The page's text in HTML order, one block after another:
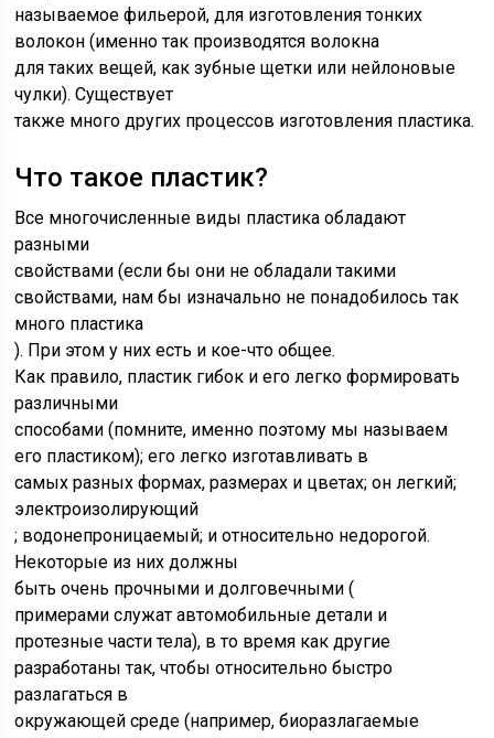
называемое фильерой, для изготовления тонких
волокон (именно так производятся волокна
для таких вещей, как зубные щетки или нейлоновые
чулки). Существует
также много других процессов изготовления пластика.
Что такое пластик?
Все многочисленные виды пластика обладают
разными
свойствами (если бы они не обладали такими
свойствами, нам бы изначально не понадобилось так
много пластика
). При этом у них есть и кое-что общее.
Как правило, пластик гибок и его легко формировать
различными
способами (помните, именно поэтому мы называем
его пластиком); его легко изготавливать в
самых разных формах, размерах и цветах; он легкий;
электроизолирующий
; водонепроницаемый; и относительно недорогой.
Некоторые из них должны
быть очень прочными и долговечными (
примерами служат автомобильные детали и
протезные части тела), в то время как другие
разработаны так, чтобы относительно быстро
разлагаться в
окружающей среде (например, биоразлагаемые